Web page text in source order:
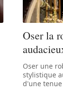
Oser la
Oser une
stylistique
d'une